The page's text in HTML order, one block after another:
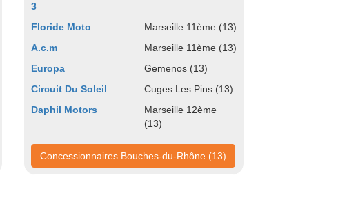
3
Floride Moto
Marseille 11ème (13)
A.c.m
Marseille 11ème (13)
Europa
Gemenos (13)
Circuit Du Soleil
Cuges Les Pins (13)
Daphil Motors
Marseille 12ème
(13)
Concessionnaires Bouches-du-Rhône (13)